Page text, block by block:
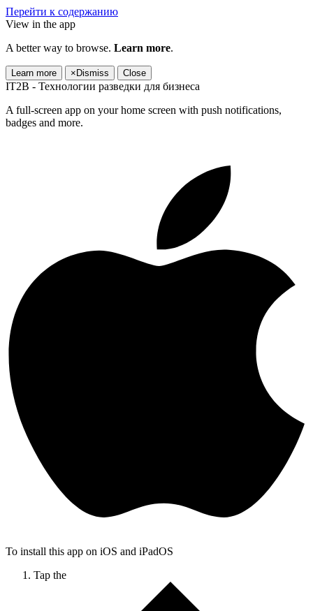
Перейти к содержанию
View in the app
A better way to browse. Learn more.
Learn more × Dismiss Close
IT2B - Технологии разведки для бизнеса
A full-screen app on your home screen with push notifications,
badges and more.
To install this app on iOS and iPadOS
Tap the